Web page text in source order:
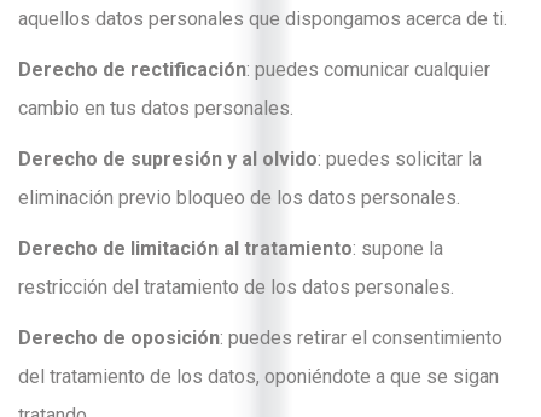
aquellos datos personales que dispongamos acerca de ti.
Derecho de rectificación: puedes comunicar cualquier
cambio en tus datos personales.
Derecho de supresión y al olvido: puedes solicitar la
eliminación previo bloqueo de los datos personales.
Derecho de limitación al tratamiento: supone la
restricción del tratamiento de los datos personales.
Derecho de oposición: puedes retirar el consentimiento
del tratamiento de los datos, oponiéndote a que se sigan